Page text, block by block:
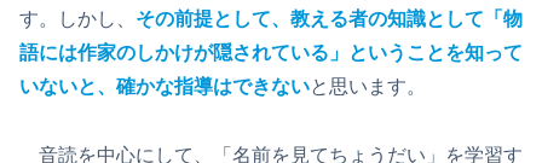
す。しかし、 その前提として、教える者の知識として「物
語には作家のしかけが隠されている」ということを知って
いないと、確かな指導はできないと思います。
音読を中心にして、「名前を見てちょうだい」を学習す